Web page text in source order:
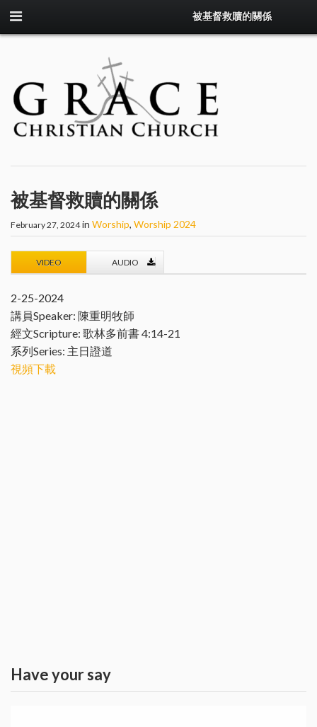
被基督救贖的關係
被基督救贖的關係
February 27, 2024 in Worship, Worship 2024
VIDEO AUDIO
2-25-2024
講員Speaker: 陳重明牧師
經文Scripture: 歌林多前書 4:14-21
系列Series: 主日證道
視頻下載
Have your say